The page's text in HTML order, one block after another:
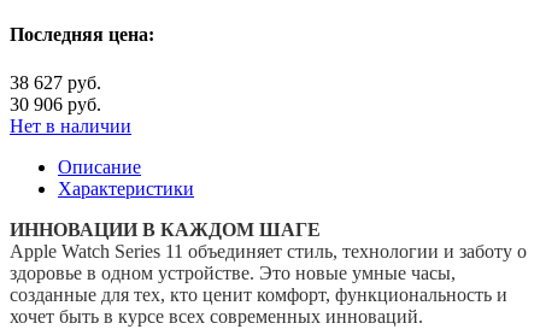
Последняя цена:
38 627 руб.
30 906 руб.
Нет в наличии
Описание
Характеристики
ИННОВАЦИИ В КАЖДОМ ШАГЕ
Apple Watch Series 11 объединяет стиль, технологии и заботу о
здоровье в одном устройстве. Это новые умные часы,
созданные для тех, кто ценит комфорт, функциональность и
хочет быть в курсе всех современных инноваций.